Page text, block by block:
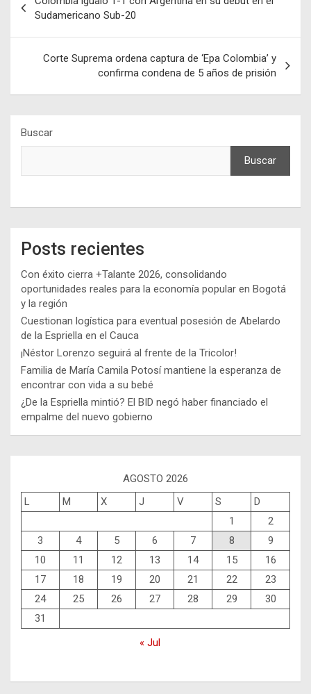
de
entradas
Sudamericano Sub-20
Corte Suprema ordena captura de ‘Epa Colombia’ y
confirma condena de 5 años de prisión
Buscar
Buscar
Posts recientes
Con éxito cierra +Talante 2026, consolidando
oportunidades reales para la economía popular en Bogotá
y la región
Cuestionan logística para eventual posesión de Abelardo
de la Espriella en el Cauca
¡Néstor Lorenzo seguirá al frente de la Tricolor!
Familia de María Camila Potosí mantiene la esperanza de
encontrar con vida a su bebé
¿De la Espriella mintió? El BID negó haber financiado el
empalme del nuevo gobierno
AGOSTO 2026
L
M X J V S
D
1
2
3
4 5 6 7 8
9
10
11 12 13 14 15
16
17
18 19 20 21 22
23
24
25 26 27 28 29
30
31
« Jul